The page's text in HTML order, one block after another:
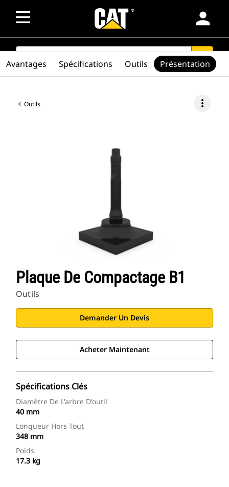
person
SEARCH search
Outils more_vert
Plaque De Compactage B1
Outils
Demander Un Devis
Acheter Maintenant
Spécifications Clés
Diamètre De L'arbre D'outil
40 mm
Longueur Hors Tout
348 mm
Poids
17.3 kg
Avantages Spécifications Outils Présentation